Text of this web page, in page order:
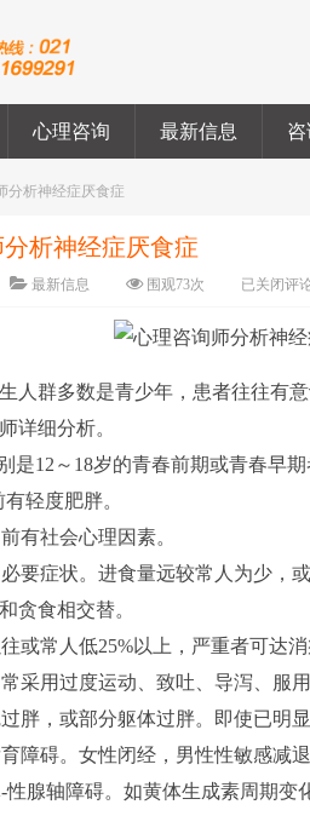
心理咨询 最新信息
分析神经症厌食症
析神经症厌食症
最新信息 围观73次 已关闭评
群多数是青少年，患者往往有意
师详细分析。
12～18岁的青春前期或青春早期
轻度肥胖。
社会心理因素。
症状。进食量远较常人为少，
贪食相交替。
常人低25%以上，严重者可达消
用过度运动、致吐、导泻、服用
，或部分躯体过胖。即使已明显
碍。女性闭经，男性性敏感减退
轴障碍。如黄体生成素周期变